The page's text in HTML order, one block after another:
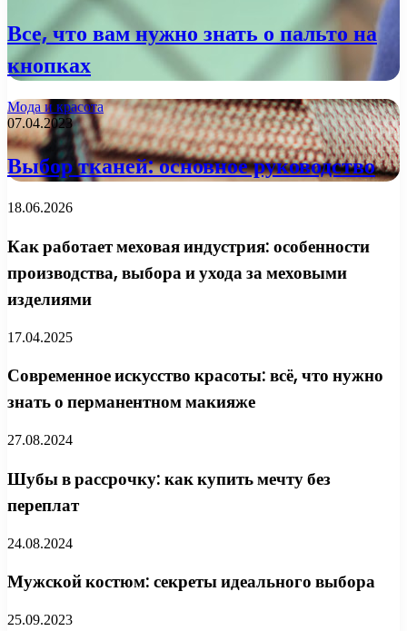
Все, что вам нужно знать о пальто на
кнопках
Мода и красота
07.04.2023
Выбор тканей: основное руководство
18.06.2026
Как работает меховая индустрия: особенности
производства, выбора и ухода за меховыми
изделиями
17.04.2025
Современное искусство красоты: всё, что нужно
знать о перманентном макияже
27.08.2024
Шубы в рассрочку: как купить мечту без
переплат
24.08.2024
Мужской костюм: секреты идеального выбора
25.09.2023